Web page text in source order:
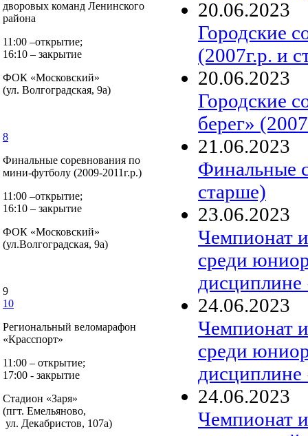
дворовых команд Ленинского
района
11:00 –открытие;
16:10 – закрытие
ФОК «Московский»
(ул. Волгоградская, 9а)
8
Финальные соревнования по
мини-футболу (2009-2011г.р.)
11:00 –открытие;
16:10 – закрытие
ФОК «Московский»
(ул.Волгоградская, 9а)
9
10
Региональный веломарафон
«Красспорт»
11:00 – открытие;
17:00 - закрытие
Стадион «Заря»
(пгт. Емельяново,
ул. Декабристов, 107а)
20.06.2023
Городские
(2007г.р. и
20.06.2023
Городские
берег»
21 .06.2023
Финальные
старше)
23.06.2023
Чемпионат
среди
дисциплине
24.06.2023
Чемпионат
среди
дисциплине
24.06.2023
Чемпионат